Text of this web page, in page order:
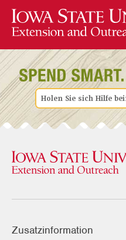
Holen Sie sich Hilfe
Zusatzinformation